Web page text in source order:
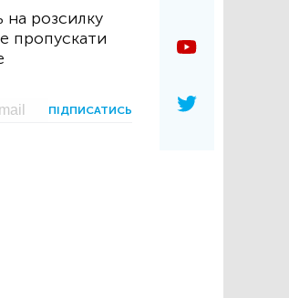
на розсилку
пропускати
ПІДПИСАТИСЬ